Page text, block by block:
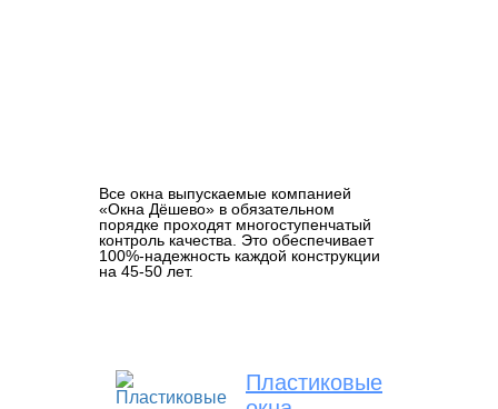
Все окна выпускаемые компанией
«Окна Дёшево» в обязательном
порядке проходят многоступенчатый
контроль качества. Это обеспечивает
100%-надежность каждой конструкции
на 45-50 лет.
Пластиковые